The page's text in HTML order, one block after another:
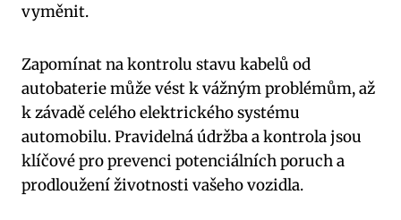
vyměnit.
Zapomínat na kontrolu stavu kabelů od
autobaterie může vést k vážným problémům, až
k závadě celého elektrického systému
automobilu. Pravidelná údržba a kontrola jsou
klíčové pro prevenci potenciálních poruch a
prodloužení životnosti vašeho vozidla.